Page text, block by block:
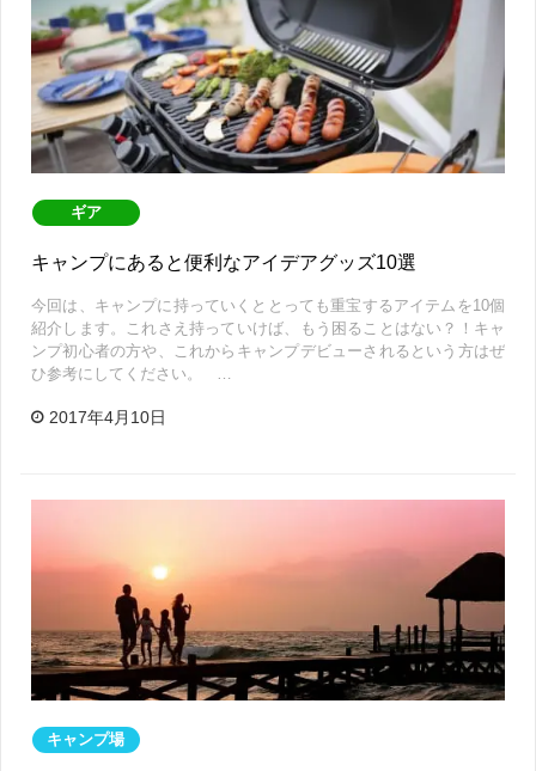
ギア
キャンプにあると便利なアイデアグッズ10選
今回は、キャンプに持っていくととっても重宝するアイテムを10個
紹介します。これさえ持っていけば、もう困ることはない？！キャ
ンプ初心者の方や、これからキャンプデビューされるという方はぜ
ひ参考にしてください。 …
2017年4月10日
キャンプ場